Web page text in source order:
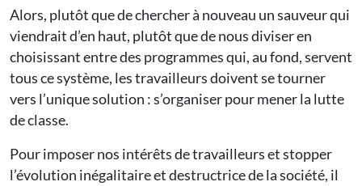
Alors, plutôt que de chercher à nouveau un sauveur qui
viendrait d’en haut, plutôt que de nous diviser en
choisissant entre des programmes qui, au fond, servent
tous ce système, les travailleurs doivent se tourner
vers l’unique solution : s’organiser pour mener la lutte
de classe.
Pour imposer nos intérêts de travailleurs et stopper
l’évolution inégalitaire et destructrice de la société, il